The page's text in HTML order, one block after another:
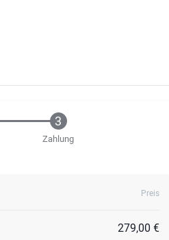
Zahlung
Preis
279,00 €